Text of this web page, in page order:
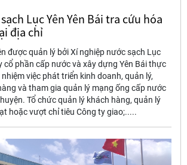
Lục Yên Yên Bái tra cứu hóa
địa chỉ
được quản lý bởi Xí nghiệp nước sạch Lục
cổ phần cấp nước và xây dựng Yên Bái thực
việc phát triển kinh doanh, quản lý,
và tham gia quản lý mạng ống cấp nước
Tổ chức quản lý khách hàng, quản lý
hoặc vượt chỉ tiêu Công ty giao;.....